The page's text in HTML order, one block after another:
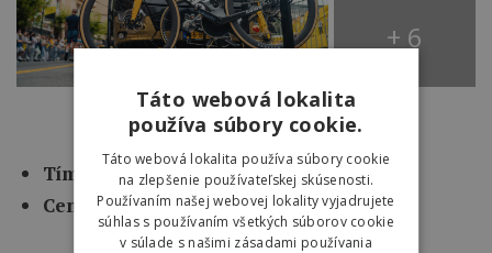
+ 6
Tím:
Jumbo-Visma
Cena: 12 999 eur
Táto webová lokalita
používa súbory cookie.
Táto webová lokalita používa súbory cookie
na zlepšenie používateľskej skúsenosti.
Používaním našej webovej lokality vyjadrujete
súhlas s používaním všetkých súborov cookie
v súlade s našimi zásadami používania